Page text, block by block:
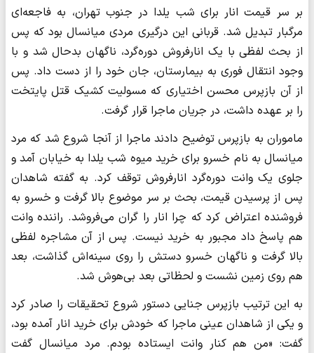
بر سر قیمت انار برای شب یلدا در جنوب تهران، به فاجعه‌ای
مرگبار تبدیل شد. قربانی این درگیری مردی میانسال بود که پس
از بحث لفظی با یک انارفروش دوره‌گرد، ناگهان بدحال شد و با
وجود انتقال فوری به بیمارستان، جان خود را از دست داد. پس
از آن بازپرس محسن اختیاری که مسولیت کشیک قتل پایتخت
را بر عهده داشت، در جریان ماجرا قرار گرفت.
ماموران به بازپرس توضیح دادند ماجرا از آنجا شروع شد که مرد
میانسال به نام خسرو برای خرید میوه شب یلدا به خیابان آمد و
جلوی یک وانت دوره‌گرد انارفروش توقف کرد. به گفته شاهدان
پس از پرسیدن قیمت، بحث بر سر موضوع بالا گرفت و خسرو به
فروشنده اعتراض کرد که چرا انار را گران می‌فروشد. راننده وانت
هم پاسخ داد مجبور به خرید نیست. پس از آن مشاجره لفظی
بالا گرفت و ناگهان خسرو دستش را روی سینه‌اش گذاشت، بعد
هم روی زمین نشست و لحظاتی بعد بی‌هوش شد.
به این ترتیب بازپرس جنایی دستور شروع تحقیقات را صادر کرد
و یکی از شاهدان عینی ماجرا که خودش برای خرید انار آمده بود،
گفت: «من هم کنار وانت ایستاده بودم. مرد میانسال گفت